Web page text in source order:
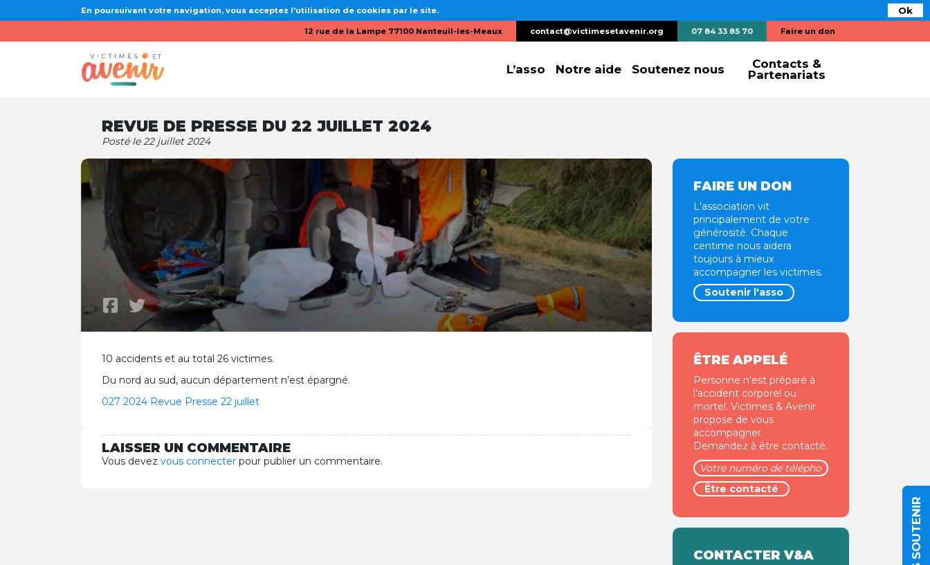
Ok
En poursuivant votre navigation, vous acceptez l'utilisation de cookies par le site.
12 rue de la Lampe 77100 Nanteuil-les-Meaux contact@victimesetavenir.org 07 84 33 85 70 Faire un don
L’asso Notre aide Soutenez nous
Contacts &
Partenariats
REVUE DE PRESSE DU 22 JUILLET 2024
Posté le 22 juillet 2024
10 accidents et au total 26 victimes.
Du nord au sud, aucun département n’est épargné.
027 2024 Revue Presse 22 juillet
LAISSER UN COMMENTAIRE
Vous devez vous connecter pour publier un commentaire.
FAIRE UN DON
L'association vit
principalement de votre
générosité. Chaque
centime nous aidera
toujours à mieux
accompagner les victimes.
Soutenir l'asso
ÊTRE APPELÉ
Personne n'est préparé à
l'accident corporel ou
mortel. Victimes & Avenir
propose de vous
accompagner.
Demandez à être contacté.
CONTACTER V&A